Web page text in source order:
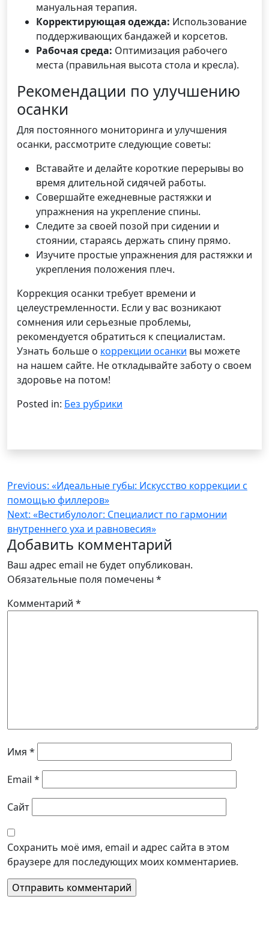
мануальная терапия.
Корректирующая одежда: Использование
поддерживающих бандажей и корсетов.
Рабочая среда: Оптимизация рабочего
места (правильная высота стола и кресла).
Рекомендации по улучшению
осанки
Для постоянного мониторинга и улучшения
осанки, рассмотрите следующие советы:
Вставайте и делайте короткие перерывы во
время длительной сидячей работы.
Совершайте ежедневные растяжки и
упражнения на укрепление спины.
Следите за своей позой при сидении и
стоянии, стараясь держать спину прямо.
Изучите простые упражнения для растяжки и
укрепления положения плеч.
Коррекция осанки требует времени и
целеустремленности. Если у вас возникают
сомнения или серьезные проблемы,
рекомендуется обратиться к специалистам.
Узнать больше о коррекции осанки вы можете
на нашем сайте. Не откладывайте заботу о своем
здоровье на потом!
Posted in: Без рубрики
Навигация
по
записям
Previous: «Идеальные губы: Искусство коррекции с
помощью филлеров»
Next: «Вестибулолог: Специалист по гармонии
внутреннего уха и равновесия»
Добавить комментарий
Ваш адрес email не будет опубликован.
Обязательные поля помечены *
Комментарий *
Имя *
Email *
Сайт
Сохранить моё имя, email и адрес сайта в этом
браузере для последующих моих комментариев.